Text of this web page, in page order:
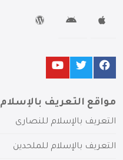
مواقع التعريف بالإسلام
التعريف بالإسلام للنصارى
التعريف بالإسلام للملحدين